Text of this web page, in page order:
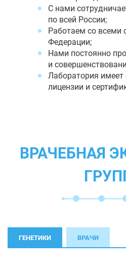
С нами
по всей России;
Работаем со всеми
Федерации;
Нами постоянно
и
Лаборатория
лицензии и
ВРАЧЕБНАЯ
ГЕНЕТИКИ ВРАЧИ